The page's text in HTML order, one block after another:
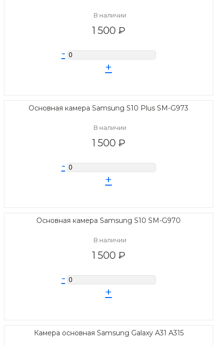
В наличии
1 500 ₽
-
+
Основная камера Samsung S10 Plus SM-G973
В наличии
1 500 ₽
-
+
Основная камера Samsung S10 SM-G970
В наличии
1 500 ₽
-
+
Камера основная Samsung Galaxy A31 A315